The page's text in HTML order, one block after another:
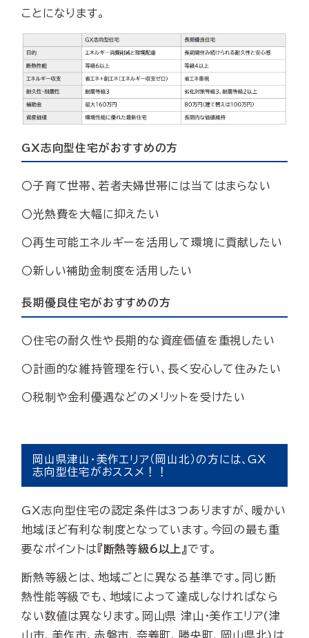
ことになります。
GX志向型住宅がおすすめの方
〇子育て世帯、若者夫婦世帯には当てはまらない
〇光熱費を大幅に抑えたい
〇再生可能エネルギーを活用して環境に貢献したい
〇新しい補助金制度を活用したい
長期優良住宅がおすすめの方
〇住宅の耐久性や長期的な資産価値を重視したい
〇計画的な維持管理を行い、長く安心して住みたい
〇税制や金利優遇などのメリットを受けたい
岡山県津山・美作エリア（岡山北）の方には、GX
志向型住宅がおススメ！！
GX志向型住宅の認定条件は3つありますが、暖かい
地域ほど有利な制度となっています。今回の最も重
要なポイントは『断熱等級6以上』です。
断熱等級とは、地域ごとに異なる基準です。同じ断
熱性能等級でも、地域によって達成しなければなら
ない数値は異なります。岡山県 津山・美作エリア(津
山市、美作市、赤磐市、奈義町、勝央町、岡山県北)は